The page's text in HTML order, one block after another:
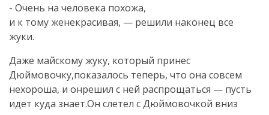
- Очень на человека похожа,
и к тому женекрасивая, — решили наконец все
жуки.
Даже майскому жуку, который принес
Дюймовочку,показалось теперь, что она совсем
нехороша, и онрешил с ней распрощаться — пусть
идет куда знает.Он слетел с Дюймовочкой вниз